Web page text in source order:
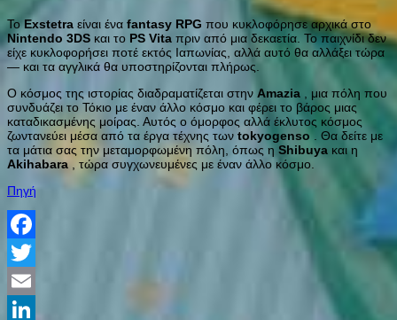
ΤοExstetra είναι ένα fantasy RPG που κυκλοφόρησε αρχικά στο
Nintendo 3DS και το PS Vita πριν από μια δεκαετία. Το παιχνίδι δεν
είχε κυκλοφορήσει ποτέ εκτός Ιαπωνίας, αλλά αυτό θα αλλάξει τώρα
— και τα αγγλικά θα υποστηρίζονται πλήρως.
Ο κόσμος της ιστορίας διαδραματίζεται στην Amazia , μια πόλη που
συνδυάζει το Τόκιο με έναν άλλο κόσμο και φέρει το βάρος μιας
καταδικασμένης μοίρας. Αυτός ο όμορφος αλλά έκλυτος κόσμος
ζωντανεύει μέσα από τα έργα τέχνης των tokyogenso. Θα δείτε με
τα μάτια σας την μεταμορφωμένη πόλη, όπως η Shibuya και η
Akihabara, τώρα συγχωνευμένες με έναν άλλο κόσμο.
Πηγή
Facebook
Twitter
Email